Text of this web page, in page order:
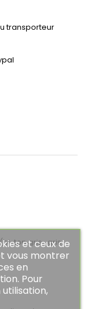
et ceux de
vous montrer
en
Pour
transporteur
ton gris , gris